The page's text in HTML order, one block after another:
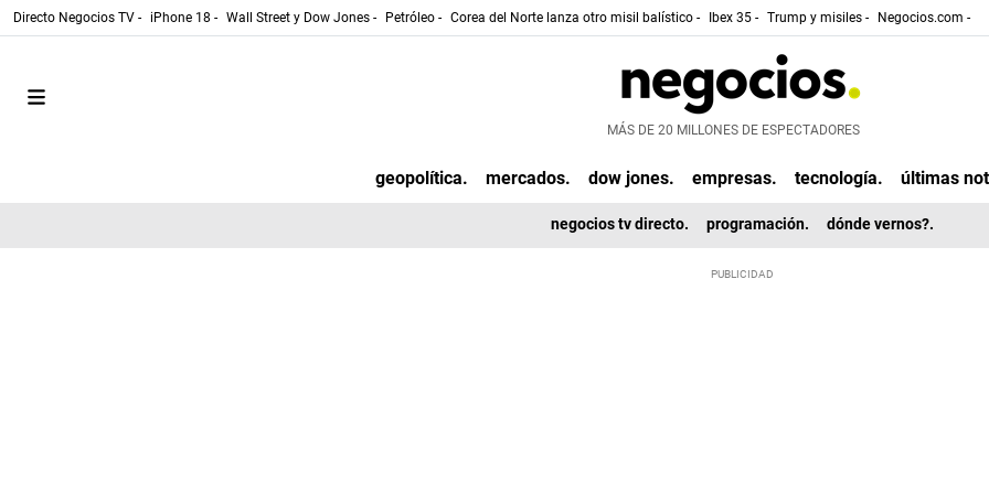
Directo Negocios TV - iPhone 18 - Wall Street y Dow Jones - Petróleo - Corea del Norte lanza otro misil balístico - Ibex 35 - Trump y misiles - Negocios.com -
MÁS DE 20 MILLONES DE ESPECTADORES
geopolítica. mercados. dow jones. empresas. tecnología. últimas
negocios tv directo. programación. dónde vernos?.